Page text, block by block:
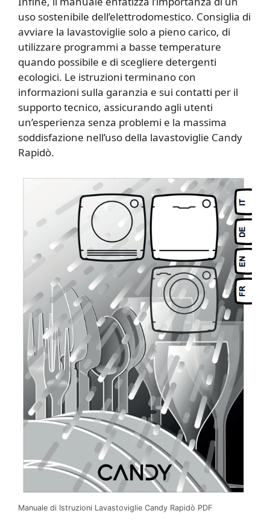
uso sostenibile dell’elettrodomestico. Consiglia di
avviare la lavastoviglie solo a pieno carico, di
utilizzare programmi a basse temperature
quando possibile e di scegliere detergenti
ecologici. Le istruzioni terminano con
informazioni sulla garanzia e sui contatti per il
supporto tecnico, assicurando agli utenti
un’esperienza senza problemi e la massima
soddisfazione nell’uso della lavastoviglie Candy
Rapidò.
Manuale di Istruzioni Lavastoviglie Candy Rapidò PDF